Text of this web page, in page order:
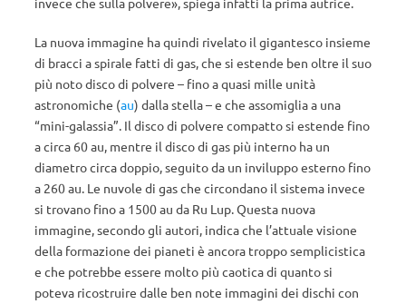
La nuova immagine ha quindi rivelato il gigantesco insieme
di bracci a spirale fatti di gas, che si estende ben oltre il suo
più noto disco di polvere – fino a quasi mille unità
astronomiche (au) dalla stella – e che assomiglia a una
“mini-galassia”. Il disco di polvere compatto si estende fino
a circa 60 au, mentre il disco di gas più interno ha un
diametro circa doppio, seguito da un inviluppo esterno fino
a 260 au. Le nuvole di gas che circondano il sistema invece
si trovano fino a 1500 au da Ru Lup. Questa nuova
immagine, secondo gli autori, indica che l’attuale visione
della formazione dei pianeti è ancora troppo semplicistica
e che potrebbe essere molto più caotica di quanto si
poteva ricostruire dalle ben note immagini dei dischi con